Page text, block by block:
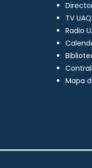
TV UAQ
Radio
Mapa